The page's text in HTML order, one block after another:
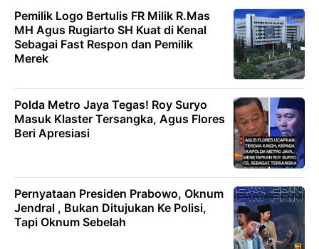
Pemilik Logo Bertulis FR Milik R.Mas
MH Agus Rugiarto SH Kuat di Kenal
Sebagai Fast Respon dan Pemilik
Merek
Polda Metro Jaya Tegas! Roy Suryo
Masuk Klaster Tersangka, Agus Flores
Beri Apresiasi
Pernyataan Presiden Prabowo, Oknum
Jendral , Bukan Ditujukan Ke Polisi,
Tapi Oknum Sebelah